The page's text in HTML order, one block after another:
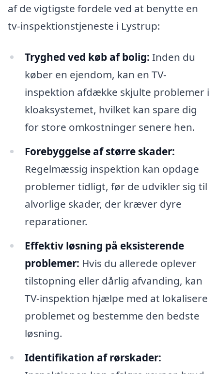
af de vigtigste fordele ved at benytte en
tv-inspektionstjeneste i Lystrup:
Tryghed ved køb af bolig: Inden du
køber en ejendom, kan en TV-
inspektion afdække skjulte problemer i
kloaksystemet, hvilket kan spare dig
for store omkostninger senere hen.
Forebyggelse af større skader:
Regelmæssig inspektion kan opdage
problemer tidligt, før de udvikler sig til
alvorlige skader, der kræver dyre
reparationer.
Effektiv løsning på eksisterende
problemer: Hvis du allerede oplever
tilstopning eller dårlig afvanding, kan
TV-inspektion hjælpe med at lokalisere
problemet og bestemme den bedste
løsning.
Identifikation af rørskader: